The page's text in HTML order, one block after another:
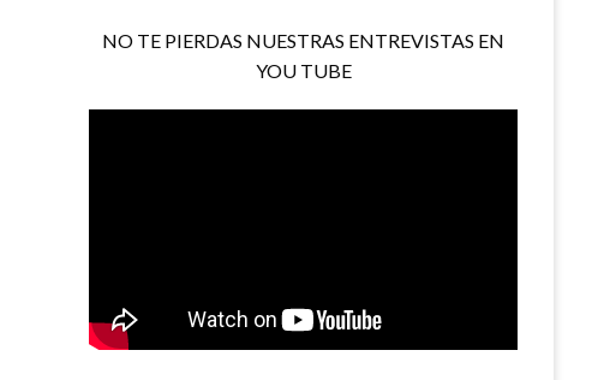
NO TE PIERDAS NUESTRAS ENTREVISTAS EN
YOU TUBE